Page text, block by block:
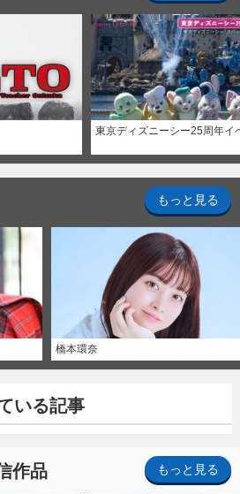
東京ディズニーシー25周年イ
もっと見る
橋本環奈
いる記事
作品 もっと見る